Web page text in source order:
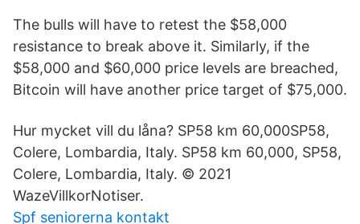
The bulls will have to retest the $58,000
resistance to break above it. Similarly, if the
$58,000 and $60,000 price levels are breached,
Bitcoin will have another price target of $75,000.
Hur mycket vill du låna? SP58 km 60,000SP58,
Colere, Lombardia, Italy. SP58 km 60,000, SP58,
Colere, Lombardia, Italy. © 2021
WazeVillkorNotiser.
Spf seniorerna kontakt